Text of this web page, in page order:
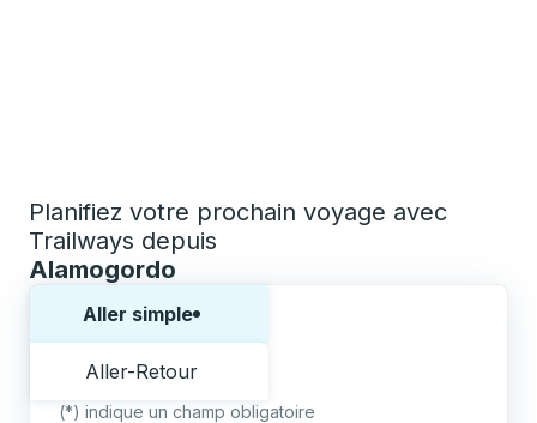
Planifiez votre prochain voyage avec
Trailways depuis
Alamogordo
Aller simple
Aller-Retour
(*) indique un champ obligatoire